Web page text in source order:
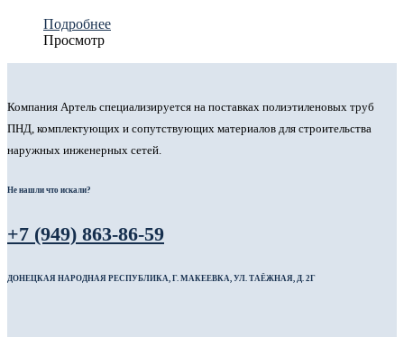
Подробнее
Просмотр
Компания Артель специализируется на поставках полиэтиленовых труб
ПНД, комплектующих и сопутствующих материалов для строительства
наружных инженерных сетей.
Не нашли что искали?
+7 (949) 863-86-59
ДОНЕЦКАЯ НАРОДНАЯ РЕСПУБЛИКА, Г. МАКЕЕВКА, УЛ. ТАЁЖНАЯ, Д. 2Г